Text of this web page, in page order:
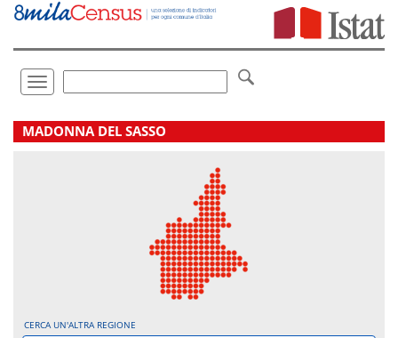
Vai
direttamente
Toggle
navigation
.
MADONNA DEL SASSO
CERCA UN'ALTRA REGIONE